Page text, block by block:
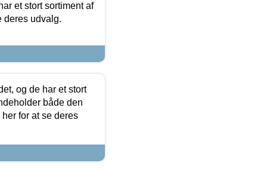
et stort sortiment af
deres udvalg.
og de har et stort
både den
for at se deres